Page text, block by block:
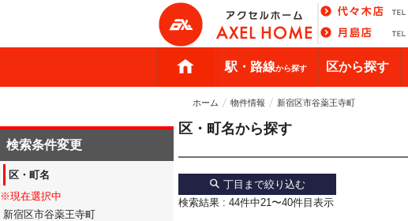
駅・路線から探す 区から探す
ホーム 物件情報 新宿区市谷薬王寺町
区・町名から探す
丁目まで絞り込む
検索結果 : 44件中21〜40件目表示
検索条件変更
区・町名
※現在選択中
新宿区市谷薬王寺町